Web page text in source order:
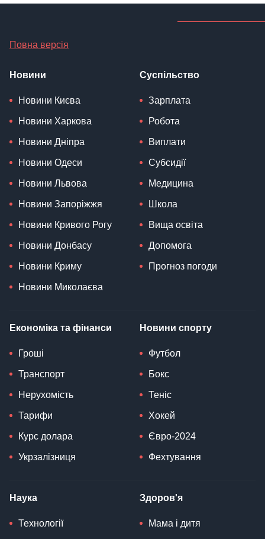
Повна версія
Новини
Новини Києва
Новини Харкова
Новини Дніпра
Новини Одеси
Новини Львова
Новини Запоріжжя
Новини Кривого Рогу
Новини Донбасу
Новини Криму
Новини Миколаєва
Суспільство
Зарплата
Робота
Виплати
Субсидії
Медицина
Школа
Вища освіта
Допомога
Прогноз погоди
Економіка та фінанси
Гроші
Транспорт
Нерухомість
Тарифи
Курс долара
Укрзалізниця
Новини спорту
Футбол
Бокс
Теніс
Хокей
Євро-2024
Фехтування
Наука
Технології
Здоров'я
Мама і дитя